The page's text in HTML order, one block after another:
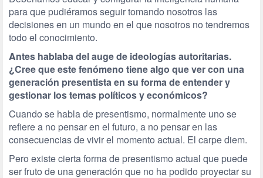
para que pudiéramos seguir tomando nosotros las
decisiones en un mundo en el que nosotros no tendremos
todo el conocimiento.
Antes hablaba del auge de ideologías autoritarias.
¿Cree que este fenómeno tiene algo que ver con una
generación presentista en su forma de entender y
gestionar los temas políticos y económicos?
Cuando se habla de presentismo, normalmente uno se
refiere a no pensar en el futuro, a no pensar en las
consecuencias de vivir el momento actual. El carpe diem.
Pero existe cierta forma de presentismo actual que puede
ser fruto de una generación que no ha podido proyectar su